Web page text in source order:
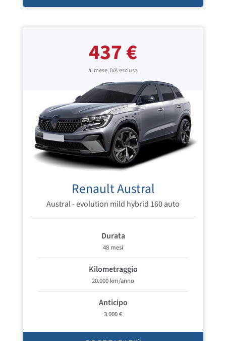
437 €
al mese, IVA esclusa
Renault Austral
Austral - evolution mild hybrid 160 auto
Durata
48 mesi
Kilometraggio
20.000 km/anno
Anticipo
3.000 €